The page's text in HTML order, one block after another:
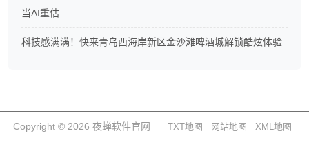
当AI重估
科技感满满！快来青岛西海岸新区金沙滩啤酒城解锁酷炫体验
Copyright © 2026 夜蝉软件官网 TXT地图 网站地图 XML地图